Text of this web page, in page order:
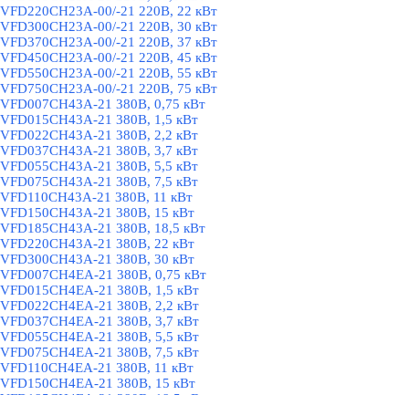
VFD220CH23A-00/-21 220В, 22 кВт
VFD300CH23A-00/-21 220В, 30 кВт
VFD370CH23A-00/-21 220В, 37 кВт
VFD450CH23A-00/-21 220В, 45 кВт
VFD550CH23A-00/-21 220В, 55 кВт
VFD750CH23A-00/-21 220В, 75 кВт
VFD007CH43A-21 380В, 0,75 кВт
VFD015CH43A-21 380В, 1,5 кВт
VFD022CH43A-21 380В, 2,2 кВт
VFD037CH43A-21 380В, 3,7 кВт
VFD055CH43A-21 380В, 5,5 кВт
VFD075CH43A-21 380В, 7,5 кВт
VFD110CH43A-21 380В, 11 кВт
VFD150CH43A-21 380В, 15 кВт
VFD185CH43A-21 380В, 18,5 кВт
VFD220CH43A-21 380В, 22 кВт
VFD300CH43A-21 380В, 30 кВт
VFD007CH4EA-21 380В, 0,75 кВт
VFD015CH4EA-21 380В, 1,5 кВт
VFD022CH4EA-21 380В, 2,2 кВт
VFD037CH4EA-21 380В, 3,7 кВт
VFD055CH4EA-21 380В, 5,5 кВт
VFD075CH4EA-21 380В, 7,5 кВт
VFD110CH4EA-21 380В, 11 кВт
VFD150CH4EA-21 380В, 15 кВт